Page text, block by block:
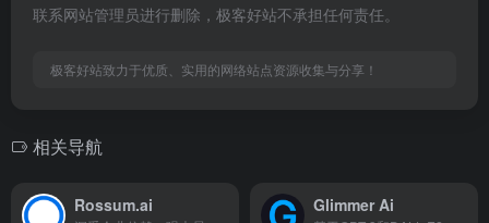
联系网站管理员进行删除，极客好站不承担任何责任。
极客好站致力于优质、实用的网络站点资源收集与分享！
相关导航
Rossum.ai Glimmer Ai